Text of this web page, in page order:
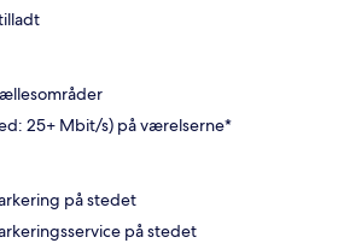
25+ Mbit/s) på værelserne*
på stedet
på stedet